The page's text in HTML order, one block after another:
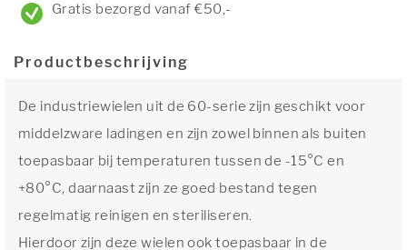
Gratis bezorgd vanaf €50,-
Productbeschrijving
De industriewielen uit de 60-serie zijn geschikt voor
middelzware ladingen en zijn zowel binnen als buiten
toepasbaar bij temperaturen tussen de -15°C en
+80°C, daarnaast zijn ze goed bestand tegen
regelmatig reinigen en steriliseren.
Hierdoor zijn deze wielen ook toepasbaar in de